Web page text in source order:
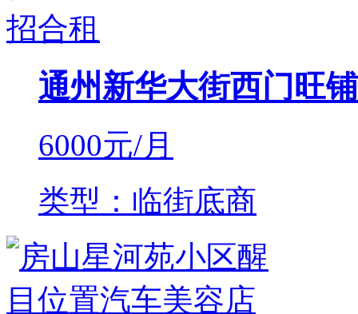
通州新华大街西门旺
6000元/月
类型：临街底商